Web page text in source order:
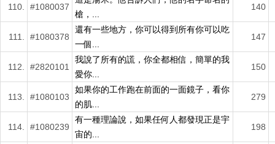
110. #1080037
槍，...
140
111. #1080378
還有一些地方，你可以得到所有你可以吃
一個...
147
112. #2820101
我說了所有的謊，你全都相信，簡單的我
愛你...
150
113. #1080103
如果你的工作跑在前面的一面鏡子，看你
的肌...
279
114. #1080239
有一種理論說，如果任何人都發現正是宇
宙的...
198